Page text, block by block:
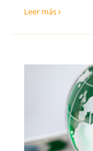
Leer más